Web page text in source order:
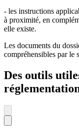
- les instructions
à proximité, en
elle existe.
Les documents du
compréhensibles par le
Des outils